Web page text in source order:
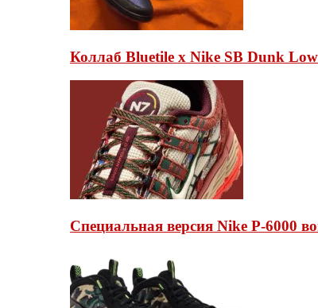
Коллаб Bluetile x Nike SB Dunk
Специальная версия Nike P-6000